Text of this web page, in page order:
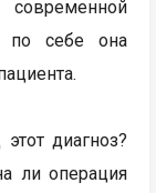
по себе она
диагноз?
ли операция